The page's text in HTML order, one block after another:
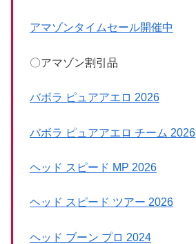
アマゾンタイムセール開催中
〇アマゾン割引品
バボラ ピュアアエロ 2026
バボラ ピュアアエロ チーム 2026
ヘッド スピード MP 2026
ヘッド スピード ツアー 2026
ヘッド ブーン プロ 2024